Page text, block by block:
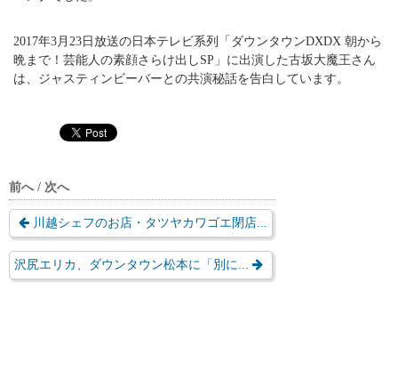
2017年3月23日放送の日本テレビ系列「ダウンタウンDXDX 朝から
晩まで！芸能人の素顔さらけ出しSP」に出演した古坂大魔王さん
は、ジャスティンビーバーとの共演秘話を告白しています。
前へ / 次へ
川越シェフのお店・タツヤカワゴエ閉店...
沢尻エリカ、ダウンタウン松本に「別に...